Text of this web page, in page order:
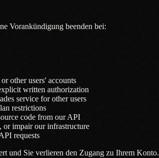
Vorankündigung beenden bei:
other users' accounts
written authorization
service for other users
restrictions
code from our API
or impair our infrastructure
requests
und Sie verlieren den Zugang zu Ihrem Konto.